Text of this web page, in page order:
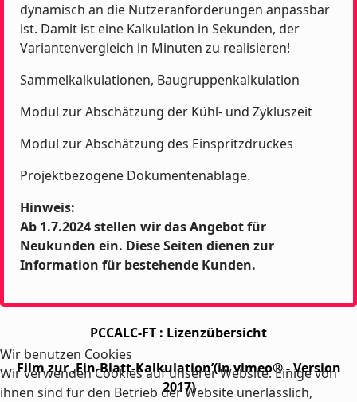
dynamisch an die Nutzeranforderungen anpassbar
ist. Damit ist eine Kalkulation in Sekunden, der
Variantenvergleich in Minuten zu realisieren!
Sammelkalkulationen, Baugruppenkalkulation
Modul zur Abschätzung der Kühl- und Zykluszeit
Modul zur Abschätzung des Einspritzdruckes
Projektbezogene Dokumentenablage.
Hinweis:
Ab 1.7.2024 stellen wir das Angebot für
Neukunden ein. Diese Seiten dienen zur
Information für bestehende Kunden.
PCCALC-FT : Lizenzübersicht
Film zur ‚Ein-Blatt-Kalkulation’(in vimeo® - Version
2017)
Wir benutzen Cookies
Wir verwenden Cookies auf unserer Website. Einige von
ihnen sind für den Betrieb der Website unerlässlich,